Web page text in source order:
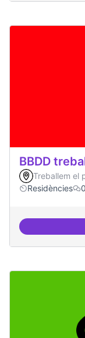
BBDD
Treballem el
Residències
0